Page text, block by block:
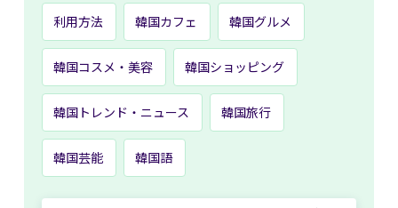
利用方法 韓国カフェ 韓国グルメ
韓国コスメ・美容 韓国ショッピング
韓国トレンド・ニュース 韓国旅行
韓国芸能 韓国語